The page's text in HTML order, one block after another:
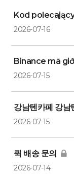
Kod
2026-07-16
Binance mã
2026-07-15
강남텐카페 강남
2026-07-15
퀵 배송 문의
2026-07-14